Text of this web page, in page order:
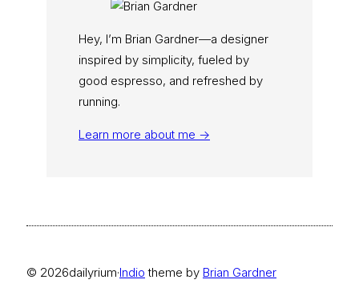
Hey, I’m Brian Gardner—a designer
inspired by simplicity, fueled by
good espresso, and refreshed by
running.
Learn more about me →
© 2026dailyrium·Indio theme by Brian Gardner